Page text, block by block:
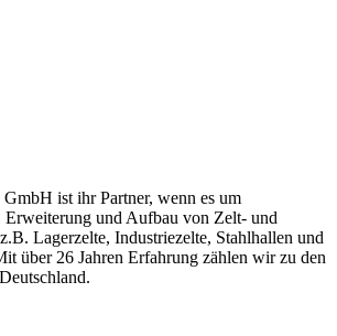
ist ihr Partner, wenn es um
Erweiterung und Aufbau von Zelt- und
Lagerzelte, Industriezelte, Stahlhallen und
über 26 Jahren Erfahrung zählen wir zu den